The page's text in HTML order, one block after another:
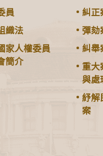
員
織法
家人權委員
簡介
糾正
彈劾
糾舉
重大
與處
紓解
案